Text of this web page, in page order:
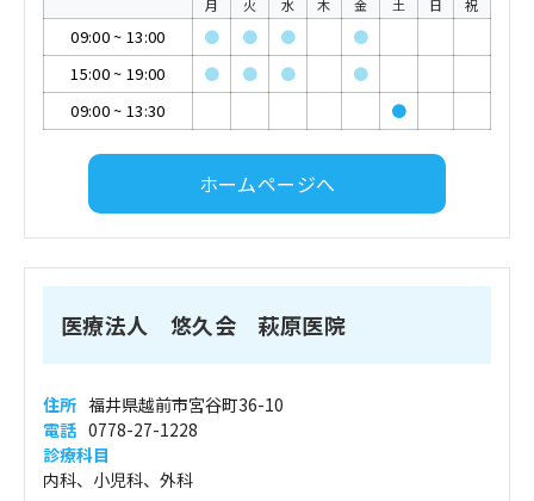
月 火 水 木 金 土 日 祝
09:00~ 13:00 ● ● ●
●
15:00~ 19:00 ● ● ●
●
09:00~ 13:30 ●
ホームページへ
医療法人 悠久会 萩原医院
住所 福井県越前市宮谷町36-10
電話 0778-27-1228
診療科目
内科、小児科、外科